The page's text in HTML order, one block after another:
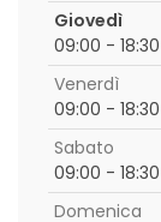
Giovedì
09:00 - 18:30
Venerdì
09:00 - 18:30
Sabato
09:00 - 18:30
Domenica